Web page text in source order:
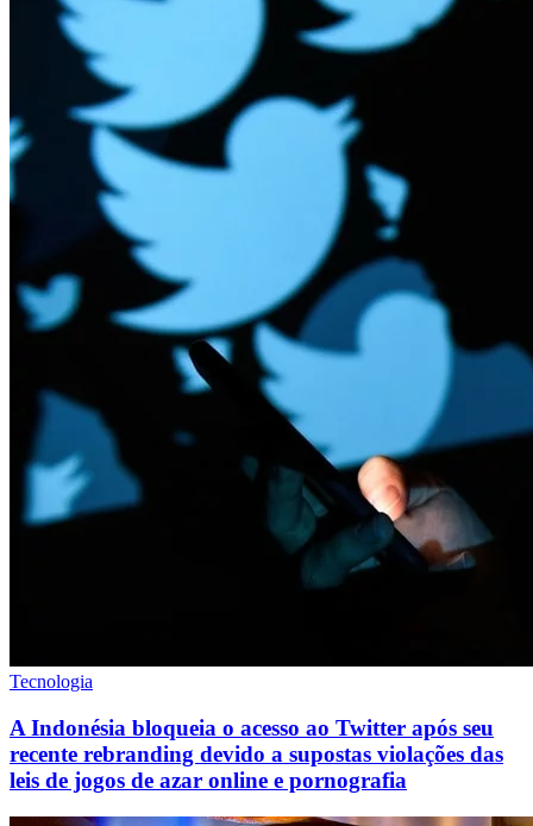
Tecnologia
A Indonésia bloqueia o acesso ao Twitter após seu
recente rebranding devido a supostas violações das
leis de jogos de azar online e pornografia